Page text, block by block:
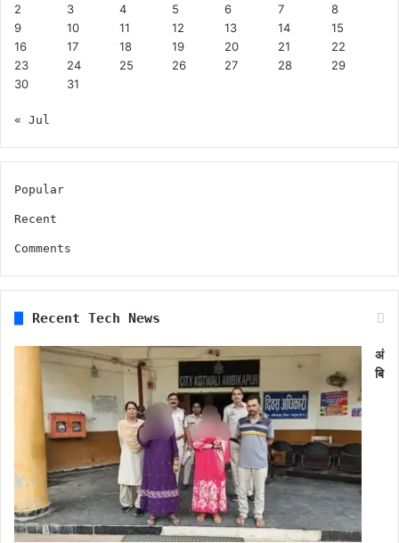
2
3 4 5 6 7
8
9
10 11 12 13 14
15
16
17 18 19 20 21
22
23
24 25 26 27 28
29
30
31
« Jul
Popular
Recent
Comments
Recent Tech News
अं
बि